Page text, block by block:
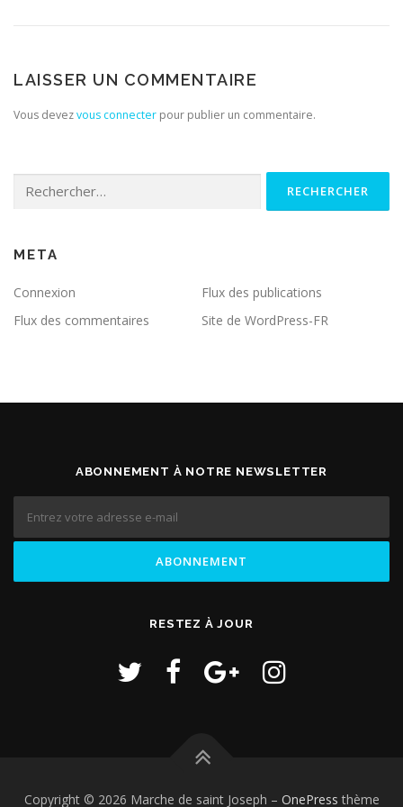
LAISSER UN COMMENTAIRE
Vous devezvous connecter pour publier un commentaire.
META
Connexion
Flux des publications
Flux des commentaires
Site de WordPress-FR
ABONNEMENT À NOTRE NEWSLETTER
RESTEZ À JOUR
Copyright © 2026 Marche de saint Joseph – OnePress thème